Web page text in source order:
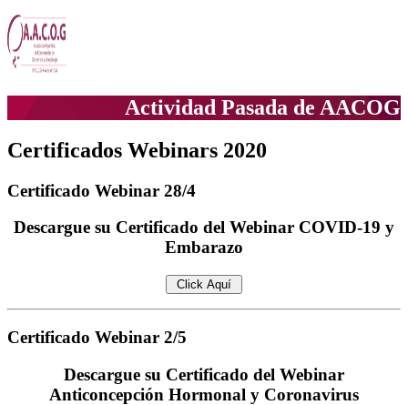
Actividad Pasada de AACOG
Certificados Webinars 2020
Certificado Webinar 28/4
Descargue su Certificado del Webinar COVID-19 y
Embarazo
Certificado Webinar 2/5
Descargue su Certificado del Webinar
Anticoncepción Hormonal y Coronavirus